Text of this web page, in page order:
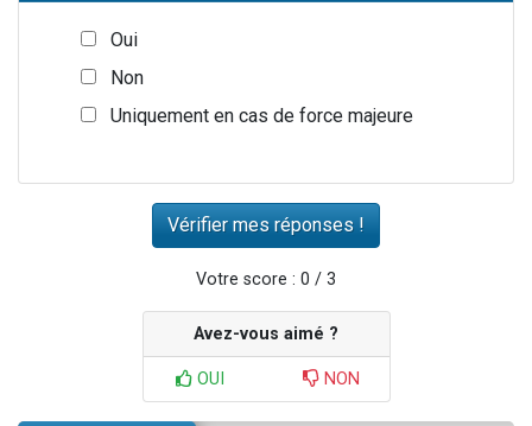
Oui
Non
Uniquement en cas de force majeure
Votre score : 0 / 3
Avez-vous aimé ?
OUI NON